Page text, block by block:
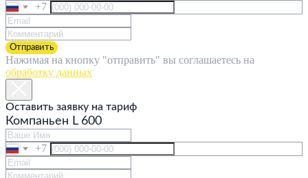
+7
Отправить
Нажимая на кнопку "отправить" вы соглашаетесь на
обработку данных
Оставить заявку на тариф
Компаньен L 600
+7